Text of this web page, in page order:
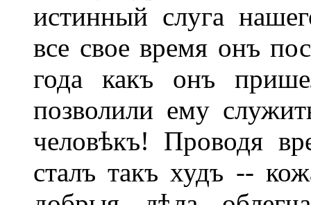
истинный слуга
все свое время онъ
года какъ онъ
позволили ему
человѣкъ! Проводя
сталъ такъ худъ --